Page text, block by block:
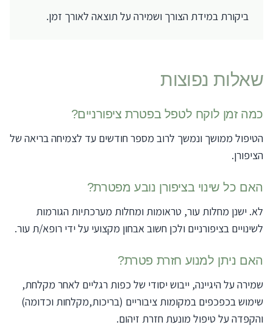
ביקורת במידת הצורך ושמירה על תוצאה לאורך זמן.
שאלות נפוצות
כמה זמן לוקח לטפל בפטרת ציפורניים?
הטיפול ממושך ונמשך לרוב מספר חודשים עד לצמיחה בריאה של
הציפורן.
האם כל שינוי בציפורן נובע מפטרת?
לא. ישנן מחלות עור, טראומות ומחלות מערכתיות הגורמות
לשינויים בציפורניים ולכן חשוב אבחון מקצועי על ידי רופא/ת עור.
האם ניתן למנוע חזרת פטרת?
שמירה על היגיינה, ייבוש יסודי של כפות רגליים לאחר מקלחת,
שימוש בכפכפים במקומות ציבוריים (בריכות,מקלחות וכדומה)
והקפדה על טיפול מונעת חזרת זיהום.